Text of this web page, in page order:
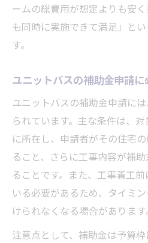
ームの総費用が想定よりも安
も同時に実施できて満足」と
す。
ユニットバスの補助金申請
ユニットバスの補助金申請に
られています。主な条件は、
に所在し、申請者がその住宅
ること、さらに工事内容が補
ることです。また、工事着工
いる必要があるため、タイミ
けられなくなる場合があります。
注意点として、補助金は予算